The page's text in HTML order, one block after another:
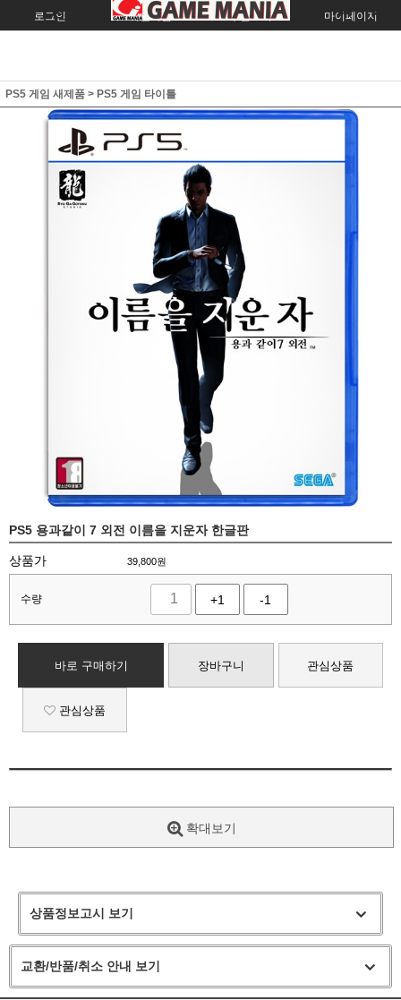
로그인 회원가입 주문조회 마이페이지
PS5 게임 새제품 > PS5 게임 타이틀
PS5 용과같이 7 외전 이름을 지운자 한글판
상품가 39,800원
수량 +1 -1
바로 구매하기 장바구니 관심상품
관심상품
확대보기
상품정보고시 보기
교환/반품/취소 안내 보기